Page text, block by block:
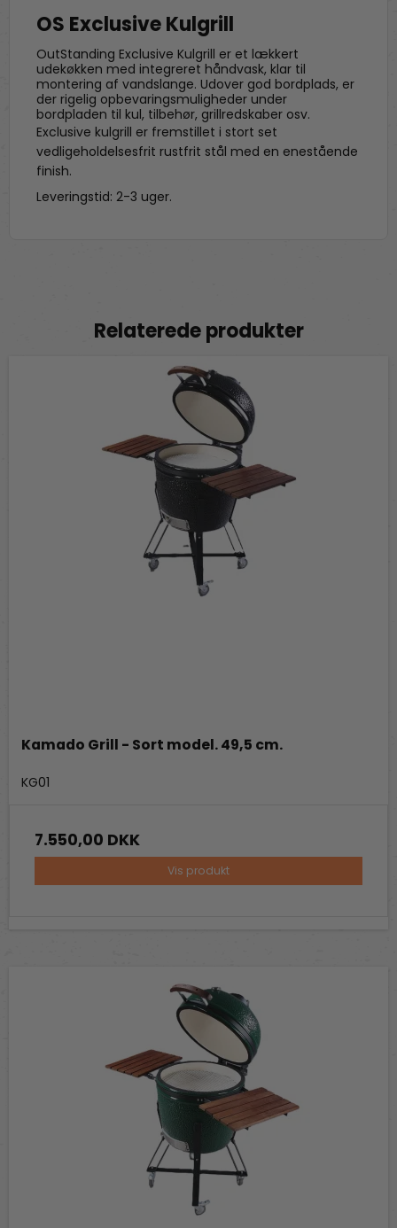
OS Exclusive Kulgrill
OutStanding Exclusive Kulgrill er et lækkert
udekøkken med integreret håndvask, klar til
montering af vandslange. Udover god bordplads, er
der rigelig opbevaringsmuligheder under
bordpladen til kul, tilbehør, grillredskaber osv.
Exclusive kulgrill er fremstillet i stort set
vedligeholdelsesfrit rustfrit stål med en enestående
finish.
Leveringstid: 2-3 uger.
Relaterede produkter
Kamado Grill - Sort model. 49,5 cm.
KG01
7.550,00 DKK
Vis produkt